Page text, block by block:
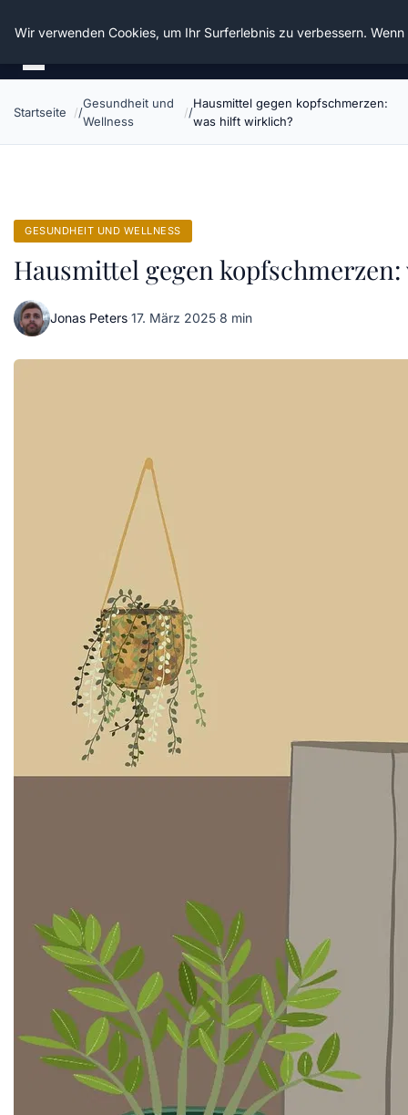
Die Schnitter
Startseite
Gesundheit und
Wellness
Hausmittel gegen kopfschmerzen:
was hilft wirklich?
GESUNDHEIT UND WELLNESS
Hausmittel gegen
Jonas Peters·17. März 2025·8 min
Wir verwenden Cookies, um Ihr Surferlebnis zu verbessern.